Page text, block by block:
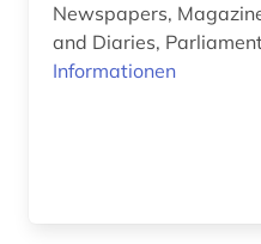
risikofaktor (1)
Newspapers,
and Diaries,
Informationen